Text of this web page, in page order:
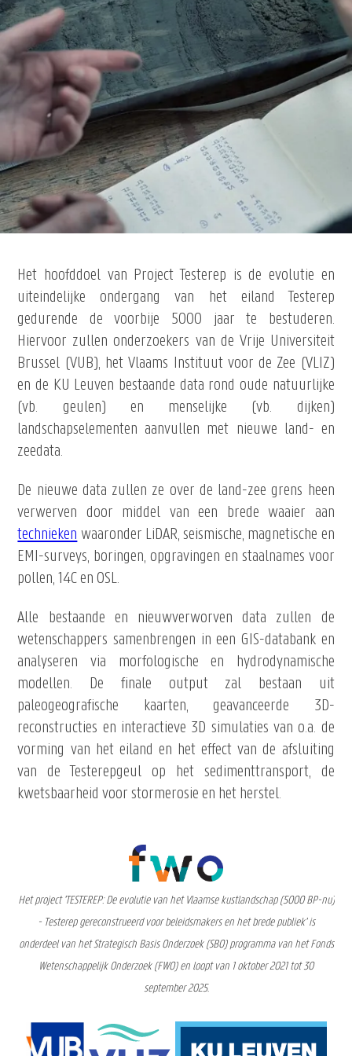
Het hoofddoel van Project Testerep is de evolutie en
uiteindelijke ondergang van het eiland Testerep
gedurende de voorbije 5000 jaar te bestuderen.
Hiervoor zullen onderzoekers van de Vrije Universiteit
Brussel (VUB), het Vlaams Instituut voor de Zee (VLIZ)
en de KU Leuven bestaande data rond oude natuurlijke
(vb. geulen) en menselijke (vb. dijken)
landschapselementen aanvullen met nieuwe land- en
zeedata.
De nieuwe data zullen ze over de land-zee grens heen
verwerven door middel van een brede waaier aan
technieken waaronder LiDAR, seismische, magnetische en
EMI-surveys, boringen, opgravingen en staalnames voor
pollen, 14C en OSL.
Alle bestaande en nieuwverworven data zullen de
wetenschappers samenbrengen in een GIS-databank en
analyseren via morfologische en hydrodynamische
modellen. De finale output zal bestaan uit
paleogeografische kaarten, geavanceerde 3D-
reconstructies en interactieve 3D simulaties van o.a. de
vorming van het eiland en het effect van de afsluiting
van de Testerepgeul op het sedimenttransport, de
kwetsbaarheid voor stormerosie en het herstel.
Het project 'TESTEREP: De evolutie van het Vlaamse kustlandschap (5000 BP-nu)
- Testerep gereconstrueerd voor beleidsmakers en het brede publiek' is
onderdeel van het Strategisch Basis Onderzoek (SBO) programma van het Fonds
Wetenschappelijk Onderzoek (FWO) en loopt van 1 oktober 2021 tot 30
september 2025.